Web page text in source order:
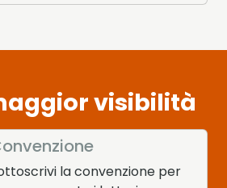
visibilità
la convenzione per